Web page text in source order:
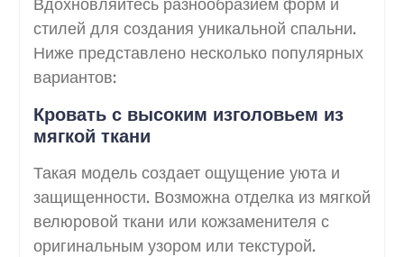
стилей для создания уникальной спальни.
Ниже представлено несколько популярных
вариантов:
Кровать с высоким изголовьем из
мягкой ткани
Такая модель создает ощущение уюта и
защищенности. Возможна отделка из мягкой
велюровой ткани или кожзаменителя с
оригинальным узором или текстурой.